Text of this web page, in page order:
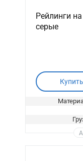
Рейлинги
серые
Купить